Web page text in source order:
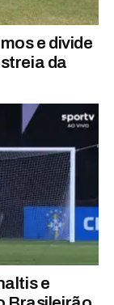
e divide
da
e